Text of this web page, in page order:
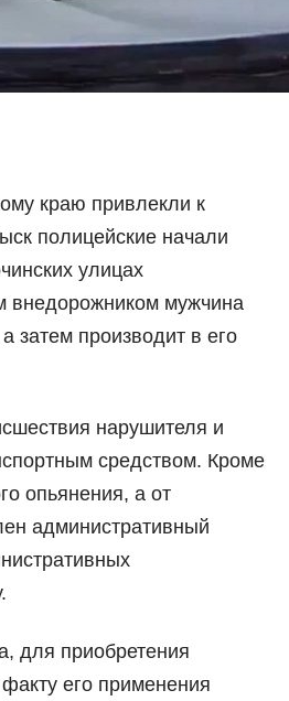
краю привлекли к
полицейские начали
улицах
внедорожником мужчина
затем производит в его
нарушителя и
средством. Кроме
опьянения, а от
административный
для приобретения
его применения